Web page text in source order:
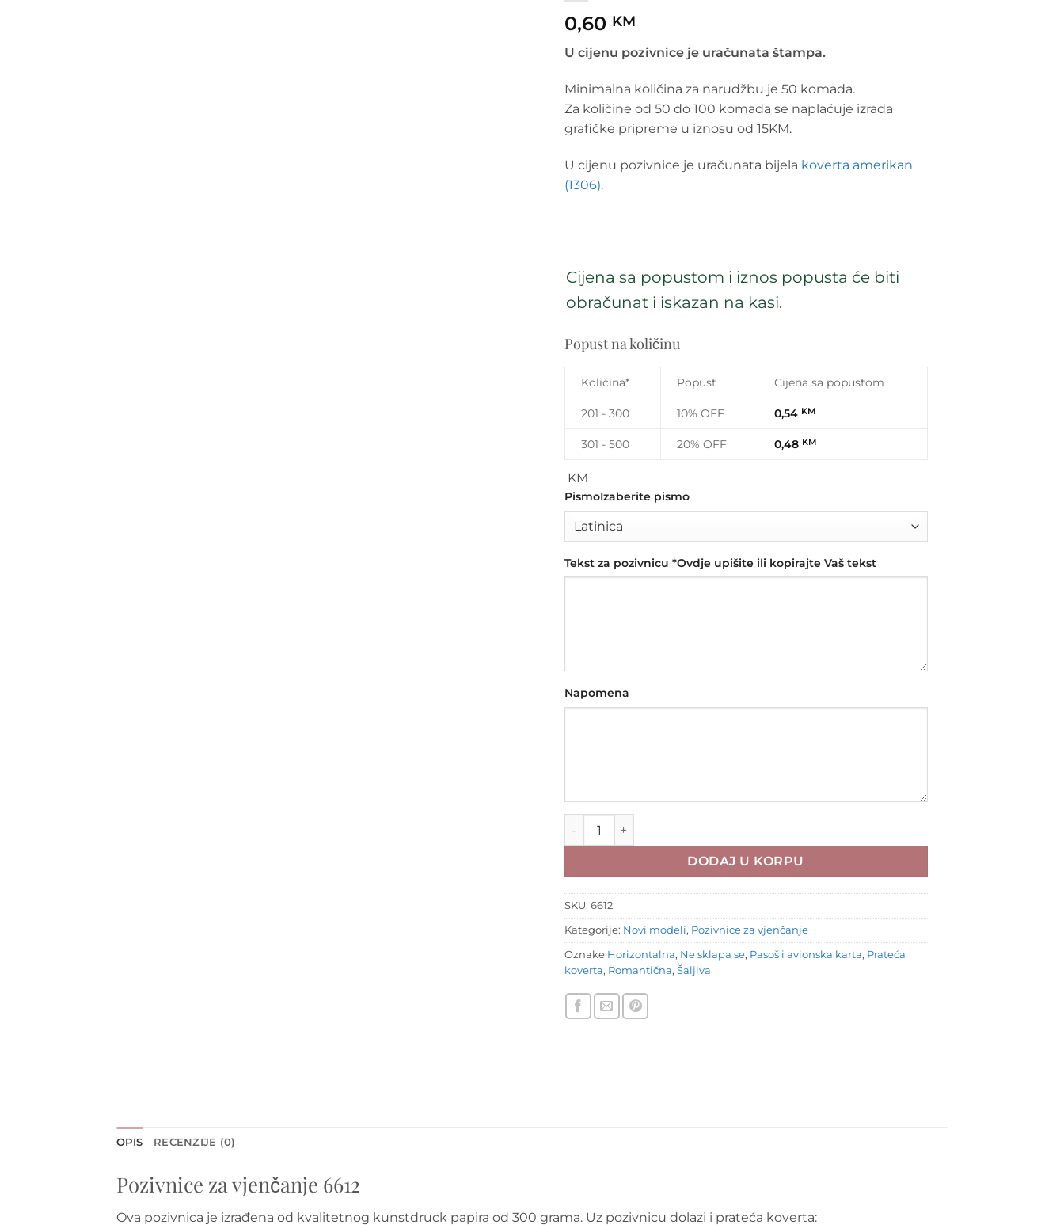
0,60 KM
U cijenu pozivnice je uračunata štampa.
Minimalna količina za narudžbu je 50 komada.
Za količine od 50 do 100 komada se naplaćuje izrada
grafičke pripreme u iznosu od 15KM.
U cijenu pozivnice je uračunata bijela koverta amerikan
(1306).
Cijena sa popustom i iznos popusta će biti
obračunat i iskazan na kasi.
Popust na količinu
Količina* Popust Cijena sa popustom
201 - 300 10% OFF 0,54 KM
301 - 500 20% OFF 0,48 KM
KM
PismoIzaberite pismo
Tekst za pozivnicu *Ovdje upišite ili kopirajte Vaš tekst
Napomena
Pozivnice za vjenčanje 6612 količina
DODAJ U KORPU
SKU: 6612
Kategorije: Novi modeli, Pozivnice za vjenčanje
Oznake Horizontalna, Ne sklapa se, Pasoš i avionska karta, Prateća
koverta, Romantična, Šaljiva
OPIS RECENZIJE (0)
Pozivnice za vjenčanje 6612
Ova pozivnica je izrađena od kvalitetnog kunstdruck papira od 300 grama. Uz pozivnicu dolazi i prateća koverta: